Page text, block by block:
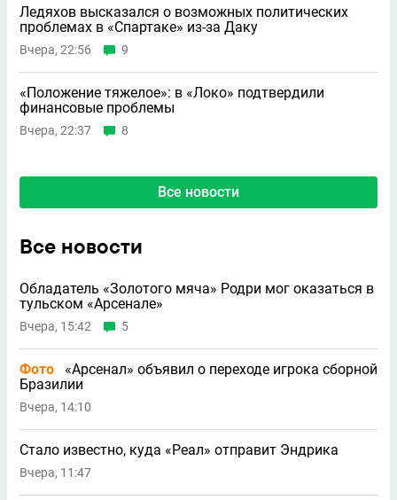
Ледяхов высказался о возможных политических
проблемах в «Спартаке» из-за Даку
Вчера, 22:56 9
«Положение тяжелое»: в «Локо» подтвердили
финансовые проблемы
Вчера, 22:37 8
Все новости
Все новости
Обладатель «Золотого мяча» Родри мог оказаться в
тульском «Арсенале»
Вчера, 15:42 5
Фото
«Арсенал» объявил о переходе игрока сборной
Бразилии
Вчера, 14:10
Стало известно, куда «Реал» отправит Эндрика
Вчера, 11:47